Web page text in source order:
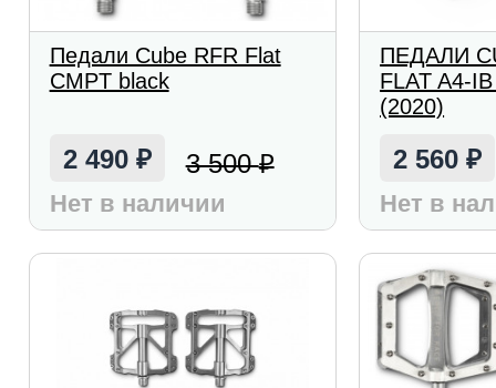
Педали Cube RFR Flat
CMPT black
2 490 ₽ 3 500₽
Нет в наличии
ПЕДАЛИ
FLAT A4-
(2020)
2 560₽
Нет в